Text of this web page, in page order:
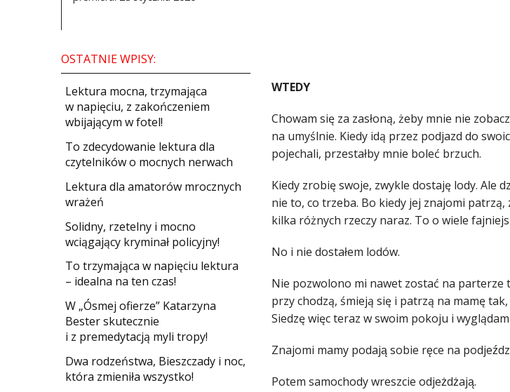
OSTATNIE WPISY:
​Lektura mocna, trzymająca
w napięciu, z zakończeniem
wbijającym w fotel!
​To zdecydowanie lektura dla
czytelników o mocnych nerwach
Lektura dla amatorów mrocznych
wrażeń
Solidny, rzetelny i mocno
wciągający kryminał policyjny!
​To trzymająca w napięciu lektura
– idealna na ten czas!
W „Ósmej ofierze” Katarzyna
Bester skutecznie
i z premedytacją myli tropy!
Dwa rodzeństwa, Bieszczady i noc,
która zmieniła wszystko!
WTEDY
Chowam się za zasłoną, żeby mnie nie
na­ umyślnie. Kiedy idą przez podjazd do
pojechali, przestałby mnie boleć brzuch.
Kiedy zrobię swoje, zwykle dostaję lody. Ale
nie to, co trzeba. Bo kiedy jej znajomi
kilka różnych rzeczy naraz. To o wiele
No i nie dostałem lodów.
Nie pozwolono mi nawet zostać na parterze
przy­ chodzą, śmieją się i patrzą na mamę
Siedzę więc teraz w swoim pokoju i
Znajomi mamy podają sobie ręce na
Potem samochody wreszcie odjeżdżają.